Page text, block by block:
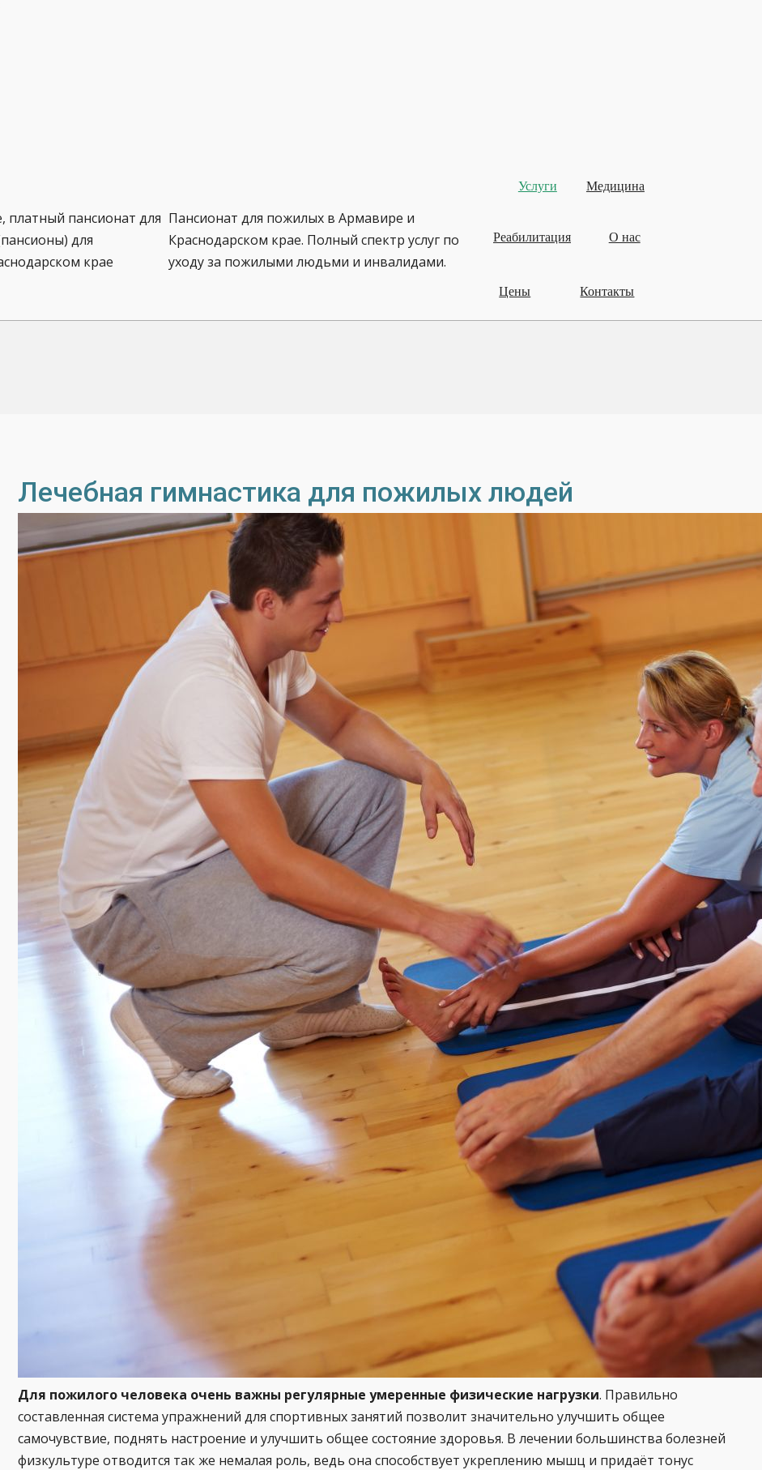
платный пансионат для
для
крае
Пансионат для пожилых в Армавире и
Краснодарском крае. Полный спектр услуг по
уходу за пожилыми людьми и инвалидами.
Услуги Медицина
Реабилитация О нас
Цены Контакты
Лечебная гимнастика для пожилых людей
Для пожилого человека очень важны регулярные умеренные физические нагрузки. Правильно
составленная система упражнений для спортивных занятий позволит значительно улучшить общее
самочувствие, поднять настроение и улучшить общее состояние здоровья. В лечении большинства болезней
физкультуре отводится так же немалая роль, ведь она способствует укреплению мышц и придаёт тонус